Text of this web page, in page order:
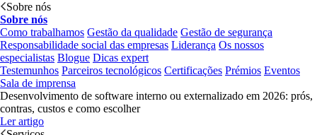
Sobre nós
Sobre nós
Como trabalhamos Gestão da qualidade Gestão de segurança
Responsabilidade social das empresas Liderança Os nossos
especialistas Blogue Dicas expert
Testemunhos Parceiros tecnológicos Certificações Prémios Eventos
Sala de imprensa
Desenvolvimento de software interno ou externalizado em 2026: prós,
contras, custos e como escolher
Ler artigo